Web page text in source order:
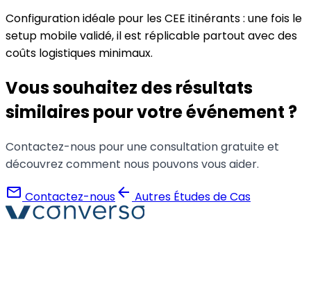
Configuration idéale pour les CEE itinérants : une fois le
setup mobile validé, il est réplicable partout avec des
coûts logistiques minimaux.
Vous souhaitez des résultats
similaires pour votre événement ?
Contactez-nous pour une consultation gratuite et
découvrez comment nous pouvons vous aider.
mail Contactez-nousarrow_back Autres Études de Cas